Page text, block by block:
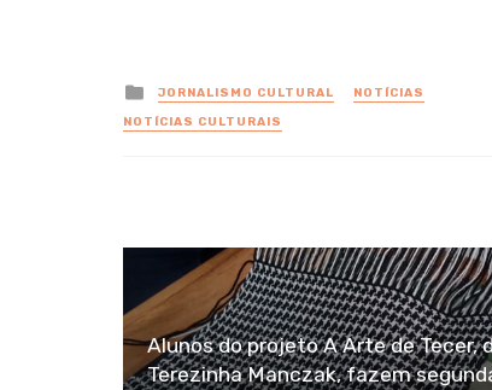
Posted
in
JORNALISMO CULTURAL
NOTÍCIAS
NOTÍCIAS CULTURAIS
Alunos do projeto A Arte de Tecer,
Terezinha Manczak, fazem